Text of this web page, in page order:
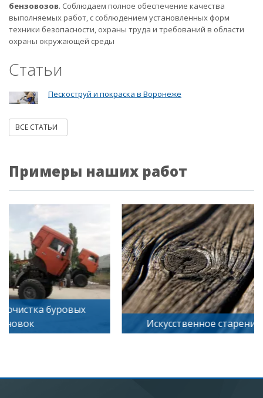
бензовозов. Соблюдаем полное обеспечение качества
выполняемых работ, с соблюдением установленных форм
техники безопасности, охраны труда и требований в области
охраны окружающей среды
Статьи
Пескоструй и покраска в Воронеже
ВСЕ СТАТЬИ
Примеры наших работ
Искусственное старение дерева